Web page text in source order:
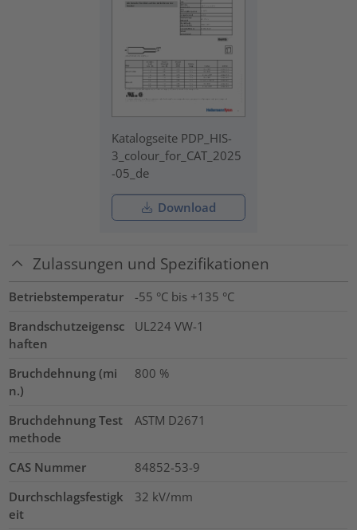
Katalogseite PDP_HIS-
3_colour_for_CAT_2025
-05_de
Download
Zulassungen und Spezifikationen
Betriebstemperatur
-55 °C bis +135 °C
Brandschutzeigensc
haften
UL224 VW-1
Bruchdehnung (mi
n.)
800 %
Bruchdehnung Test
methode
ASTM D2671
CAS Nummer
84852-53-9
Durchschlagsfestigk
eit
32 kV/mm